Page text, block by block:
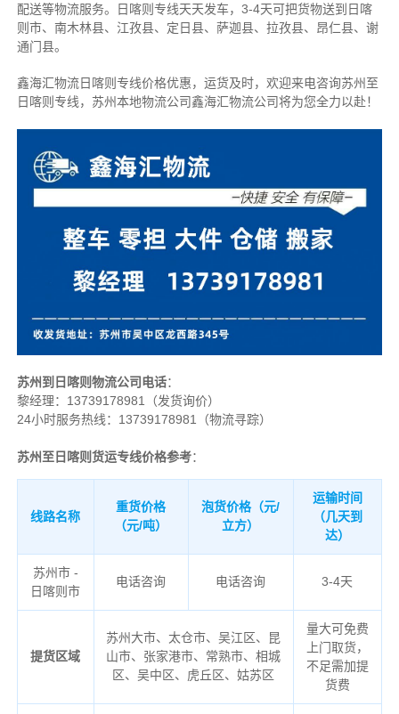
配送等物流服务。
日喀则专线天天发车，3-4天可把货物送到日喀
则市、南木林县、江孜县、定日县、萨迦县、拉孜县、昂仁县、谢
通门县。
鑫海汇物流日喀则专线价格优惠，运货及时，欢迎来电咨询苏州至
日喀则专线，苏州本地物流公司鑫海汇物流公司将为您全力以赴！
苏州到日喀则物流公司电话：
黎经理： 13739178981（发货询价）
24小时服务热线：13739178981（物流寻踪）
苏州至日喀则货运专线价格参考：
线路名称
重货价格
（元/吨）
泡货价格（元/
立方）
运输时间
（几天到
达）
苏州市 -
日喀则市
电话咨询 电话咨询 3-4天
提货区域
苏州大市、太仓市、吴江区、昆
山市、张家港市、常熟市、相城
区、吴中区、虎丘区、姑苏区
量大可免费
上门取货，
不足需加提
货费